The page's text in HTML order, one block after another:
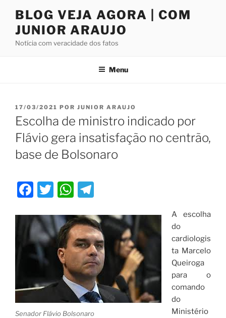
conteúdo
BLOG VEJA AGORA | COM
JUNIOR ARAUJO
Notícia com veracidade dos fatos
Menu
PUBLICADO
EM
17/03/2021 POR JUNIOR ARAUJO
Escolha de ministro indicado por
Flávio gera insatisfação no centrão,
base de Bolsonaro
F
c
e
b
o
k
T
itt
er
W
at
s
A
p
p
e
gr
a
m
Senador Flávio Bolsonaro
A escolha
do
cardiologis
ta Marcelo
Queiroga
para o
comando
do
Ministério